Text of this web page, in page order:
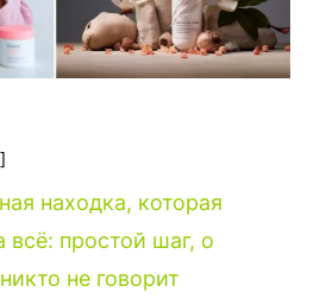
находка, которая
всё: простой шаг, о
не говорит